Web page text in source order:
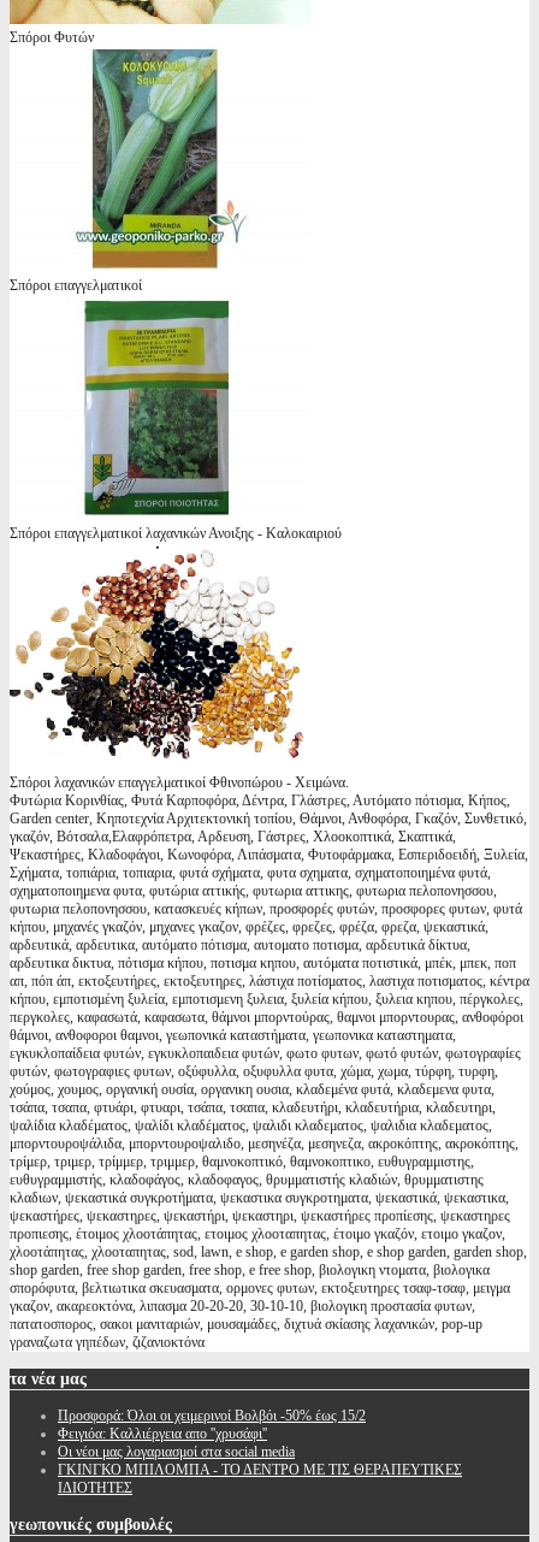
Σπόροι Φυτών
Σπόροι επαγγελματικοί
Σπόροι επαγγελματικοί λαχανικών Ανοιξης - Καλοκαιριού
Σπόροι λαχανικών επαγγελματικοί Φθινοπώρου - Χειμώνα.
Φυτώρια Κορινθίας, Φυτά Καρποφόρα, Δέντρα, Γλάστρες, Αυτόματο πότισμα, Κήπος,
Garden center, Κηποτεχνία Αρχιτεκτονική τοπίου, Θάμνοι, Ανθοφόρα, Γκαζόν, Συνθετικό,
γκαζόν, Βότσαλα,Ελαφρόπετρα, Αρδευση, Γάστρες, Χλοοκοπτικά, Σκαπτικά,
Ψεκαστήρες, Κλαδοφάγοι, Κωνοφόρα, Λιπάσματα, Φυτοφάρμακα, Εσπεριδοειδή, Ξυλεία,
Σχήματα, τοπιάρια, τοπιαρια, φυτά σχήματα, φυτα σχηματα, σχηματοποιημένα φυτά,
σχηματοποιημενα φυτα, φυτώρια αττικής, φυτωρια αττικης, φυτωρια πελοπονησσου,
φυτωρια πελοπονησσου, κατασκευές κήπων, προσφορές φυτών, προσφορες φυτων, φυτά
κήπου, μηχανές γκαζόν, μηχανες γκαζον, φρέζες, φρεζες, φρέζα, φρεζα, ψεκαστικά,
αρδευτικά, αρδευτικα, αυτόματο πότισμα, αυτοματο ποτισμα, αρδευτικά δίκτυα,
αρδευτικα δικτυα, πότισμα κήπου, ποτισμα κηπου, αυτόματα ποτιστικά, μπέκ, μπεκ, ποπ
απ, πόπ άπ, εκτοξευτήρες, εκτοξευτηρες, λάστιχα ποτίσματος, λαστιχα ποτισματος, κέντρα
κήπου, εμποτισμένη ξυλεία, εμποτισμενη ξυλεια, ξυλεία κήπου, ξυλεια κηπου, πέργκολες,
περγκολες, καφασωτά, καφασωτα, θάμνοι μπορντούρας, θαμνοι μπορντουρας, ανθοφόροι
θάμνοι, ανθοφοροι θαμνοι, γεωπονικά καταστήματα, γεωπονικα καταστηματα,
εγκυκλοπαίδεια φυτών, εγκυκλοπαιδεια φυτών, φωτο φυτων, φωτό φυτών, φωτογραφίες
φυτών, φωτογραφιες φυτων, οξύφυλλα, οξυφυλλα φυτα, χώμα, χωμα, τύρφη, τυρφη,
χούμος, χουμος, οργανική ουσία, οργανικη ουσια, κλαδεμένα φυτά, κλαδεμενα φυτα,
τσάπα, τσαπα, φτυάρι, φτυαρι, τσάπα, τσαπα, κλαδευτήρι, κλαδευτήρια, κλαδευτηρι,
ψαλίδια κλαδέματος, ψαλίδι κλαδέματος, ψαλιδι κλαδεματος, ψαλιδια κλαδεματος,
μπορντουροψάλιδα, μπορντουροψαλιδο, μεσηνέζα, μεσηνεζα, ακροκόπτης, ακροκόπτης,
τρίμερ, τριμερ, τρίμμερ, τριμμερ, θαμνοκοπτικό, θαμνοκοπτικο, ευθυγραμμιστης,
ευθυγραμμιστής, κλαδοφάγος, κλαδοφαγος, θρυμματιστής κλαδιών, θρυμματιστης
κλαδιων, ψεκαστικά συγκροτήματα, ψεκαστικα συγκροτηματα, ψεκαστικά, ψεκαστικα,
ψεκαστήρες, ψεκαστηρες, ψεκαστήρι, ψεκαστηρι, ψεκαστήρες προπίεσης, ψεκαστηρες
προπιεσης, έτοιμος χλοοτάπητας, ετοιμος χλοοταπητας, έτοιμο γκαζόν, ετοιμο γκαζον,
χλοοτάπητας, χλοοταπητας, sod, lawn, e shop, e garden shop, e shop garden, garden shop,
shop garden, free shop garden, free shop, e free shop, βιολογικη ντοματα, βιολογικα
σπορόφυτα, βελτιωτικα σκευασματα, ορμονες φυτων, εκτοξευτηρες τσαφ-τσαφ, μειγμα
γκαζον, ακαρεοκτόνα, λιπασμα 20-20-20, 30-10-10, βιολογικη προστασία φυτων,
πατατοσπορος, σακοι μανιταριών, μουσαμάδες, διχτυά σκίασης λαχανικών, pop-up
γραναζωτα γηπέδων, ζιζανιοκτόνα
τα νέα μας
Προσφορά: Όλοι οι χειμερινοί Βολβόι -50% έως 15/2
Φειγιόα: Καλλιέργεια απο ''χρυσάφι''
Oι νέοι μας λογαριασμοί στα social media
ΓΚΙΝΓΚΟ ΜΠΙΛΟΜΠΑ - ΤΟ ΔΕΝΤΡΟ ΜΕ ΤΙΣ ΘΕΡΑΠΕΥΤΙΚΕΣ
ΙΔΙΟΤΗΤΕΣ
γεωπονικές συμβουλές